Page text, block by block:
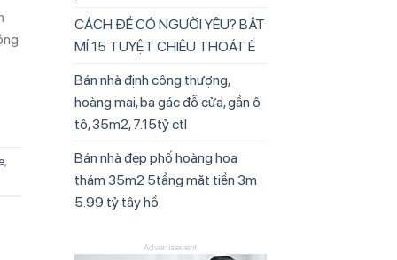
CÁCH ĐỂ CÓ NGƯỜI YÊU? BẬT
MÍ 15 TUYỆT CHIÊU THOÁT Ế
Bán nhà định công thượng,
hoàng mai, ba gác đỗ cửa, gần ô
tô, 35m2, 7.15tỷ ctl
Bán nhà đẹp phố hoàng hoa
thám 35m2 5tầng mặt tiền 3m
5.99 tỷ tây hồ
Advertisement